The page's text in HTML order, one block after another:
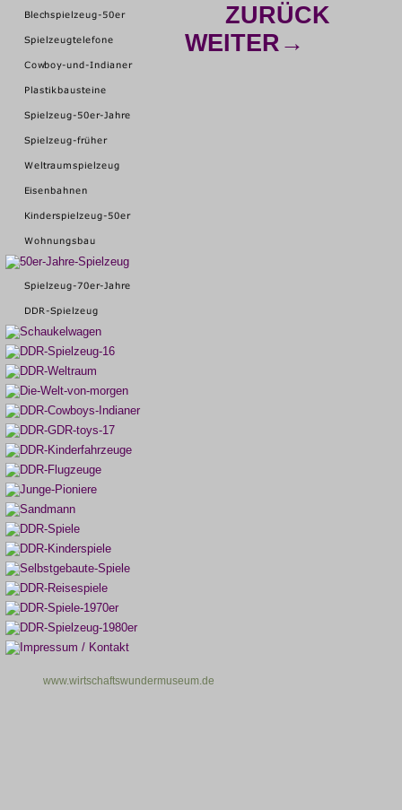
ZURÜCK
WEITER→
www.wirtschaftswundermuseum.de